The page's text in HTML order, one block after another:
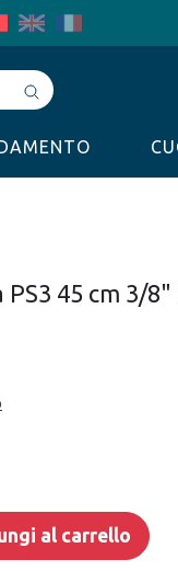
Avvia
ricerca
45 cm 3/8"
al carrello